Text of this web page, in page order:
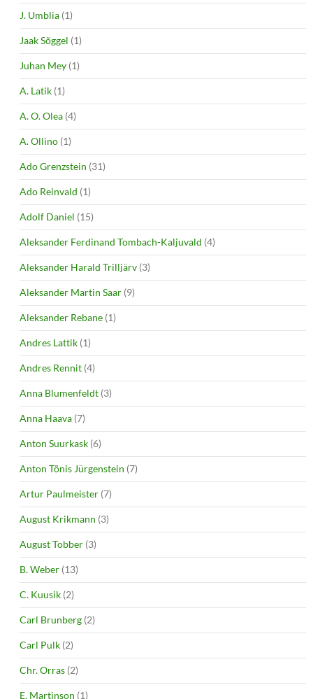
J. Umblia (1)
Jaak Sõggel (1)
Juhan Mey (1)
A. Latik (1)
A. O. Olea (4)
A. Ollino (1)
Ado Grenzstein (31)
Ado Reinvald (1)
Adolf Daniel (15)
Aleksander Ferdinand Tombach-Kaljuvald (4)
Aleksander Harald Trilljärv (3)
Aleksander Martin Saar (9)
Aleksander Rebane (1)
Andres Lattik (1)
Andres Rennit (4)
Anna Blumenfeldt (3)
Anna Haava (7)
Anton Suurkask (6)
Anton Tõnis Jürgenstein (7)
Artur Paulmeister (7)
August Krikmann (3)
August Tobber (3)
B. Weber (13)
C. Kuusik (2)
Carl Brunberg (2)
Carl Pulk (2)
Chr. Orras (2)
E. Martinson (1)